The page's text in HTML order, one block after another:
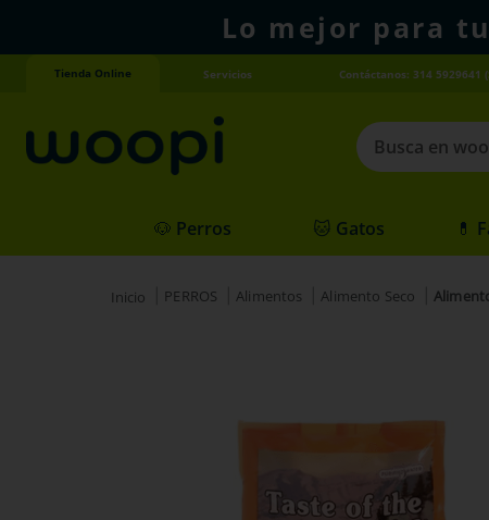
Lo mejor para
Tienda Online Servicios Contáctanos: 314 5929641
Busca en woopi
1
agility gold
🐶 Perros 🐱 Gatos 💊
PERROS Alimentos Alimento Seco